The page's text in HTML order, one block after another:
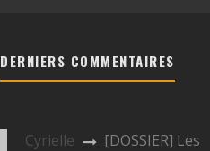
DERNIERS COMMENTAIRES
Cyrielle
[DOSSIER] Les